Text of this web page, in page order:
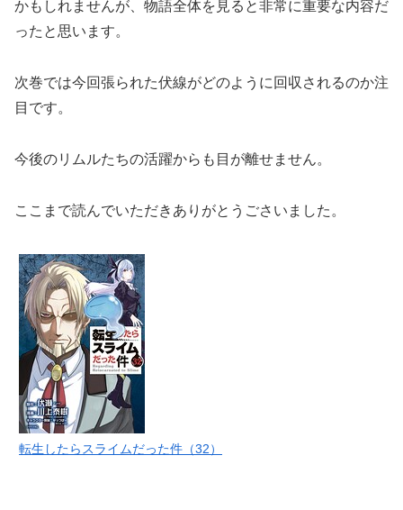
かもしれませんが、物語全体を見ると非常に重要な内容だ
ったと思います。
次巻では今回張られた伏線がどのように回収されるのか注
目です。
今後のリムルたちの活躍からも目が離せません。
ここまで読んでいただきありがとうごさいました。
転生したらスライムだった件（32）